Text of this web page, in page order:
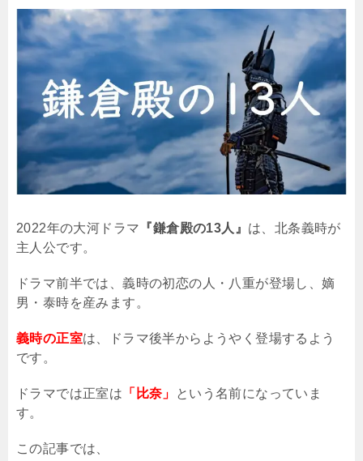
2022年の大河ドラマ 『鎌倉殿の13人』 は、北条義時が
主人公です。
ドラマ前半では、義時の初恋の人・八重が登場し、嫡
男・泰時を産みます。
義時の正室は、ドラマ後半からようやく登場するよう
です。
ドラマでは正室は 「比奈」
という名前になっていま
す。
この記事では、